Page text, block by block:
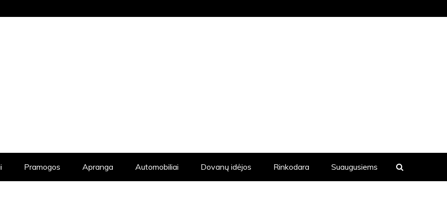
Pramogos Apranga Automobiliai Dovanų idėjos Rinkodara Suaugusiems